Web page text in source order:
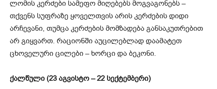
ლომის კერძები სამეფო მიღებებს მოგვაგონებს –
თქვენს სუფრაზე ყოველთვის არის კერძების დიდი
არჩევანი, თუმცა კერძების მომზადება განსაკუთრებით
არ გიყვართ. რაციონში აუცილებლად დაამატეთ
ცხოველური ცილები – ხორცი და ბეკონი.
ქალწული (23 აგვისტო – 22 სექტემბერი)